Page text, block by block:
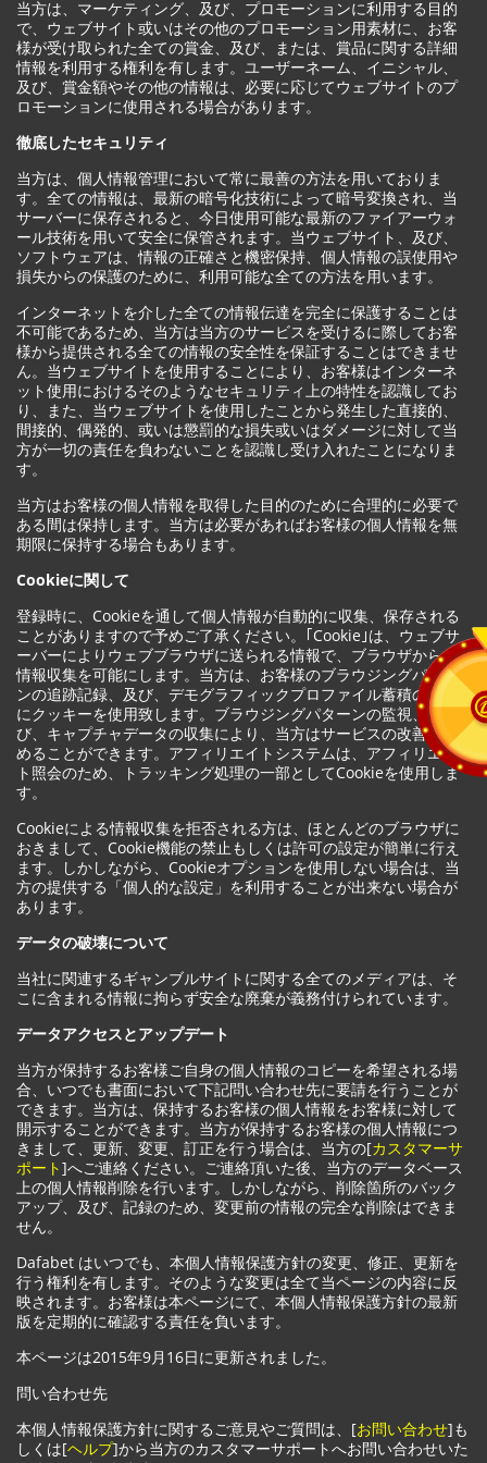
当方は、マーケティング、及び、プロモーションに利用する目的
で、ウェブサイト或いはその他のプロモーション用素材に、お客
様が受け取られた全ての賞金、及び、または、賞品に関する詳細
情報を利用する権利を有します。ユーザーネーム、イニシャル、
及び、賞金額やその他の情報は、必要に応じてウェブサイトのプ
ロモーションに使用される場合があります。
徹底したセキュリティ
当方は、個人情報管理において常に最善の方法を用いておりま
す。全ての情報は、最新の暗号化技術によって暗号変換され、当
サーバーに保存されると、今日使用可能な最新のファイアーウォ
ール技術を用いて安全に保管されます。当ウェブサイト、及び、
ソフトウェアは、情報の正確さと機密保持、個人情報の誤使用や
損失からの保護のために、利用可能な全ての方法を用います。
インターネットを介した全ての情報伝達を完全に保護することは
不可能であるため、当方は当方のサービスを受けるに際してお客
様から提供される全ての情報の安全性を保証することはできませ
ん。当ウェブサイトを使用することにより、お客様はインターネ
ット使用におけるそのようなセキュリティ上の特性を認識してお
り、また、当ウェブサイトを使用したことから発生した直接的、
間接的、偶発的、或いは懲罰的な損失或いはダメージに対して当
方が一切の責任を負わないことを認識し受け入れたことになりま
す。
当方はお客様の個人情報を取得した目的のために合理的に必要で
ある間は保持します。当方は必要があればお客様の個人情報を無
期限に保持する場合もあります。
Cookieに関して
登録時に、Cookieを通して個人情報が自動的に収集、保存される
ことがありますので予めご了承ください。｢Cookie｣は、ウェブサ
ーバーによりウェブブラウザに送られる情報で、ブラウザからの
情報収集を可能にします。当方は、お客様のブラウジングパター
ンの追跡記録、及び、デモグラフィックプロファイル蓄積のため
にクッキーを使用致します。ブラウジングパターンの監視、及
び、キャプチャデータの収集により、当方はサービスの改善に努
めることができます。アフィリエイトシステムは、アフィリエイ
ト照会のため、トラッキング処理の一部としてCookieを使用しま
す。
Cookieによる情報収集を拒否される方は、ほとんどのブラウザに
おきまして、Cookie機能の禁止もしくは許可の設定が簡単に行え
ます。しかしながら、Cookieオプションを使用しない場合は、当
方の提供する「個人的な設定」を利用することが出来ない場合が
あります。
データの破壊について
当社に関連するギャンブルサイトに関する全てのメディアは、そ
こに含まれる情報に拘らず安全な廃棄が義務付けられています。
データアクセスとアップデート
当方が保持するお客様ご自身の個人情報のコピーを希望される場
合、いつでも書面において下記問い合わせ先に要請を行うことが
できます。当方は、保持するお客様の個人情報をお客様に対して
開示することができます。当方が保持するお客様の個人情報につ
きまして、更新、変更、訂正を行う場合は、当方の[カスタマーサ
ポート]へご連絡ください。ご連絡頂いた後、当方のデータベース
上の個人情報削除を行います。しかしながら、削除箇所のバック
アップ、及び、記録のため、変更前の情報の完全な削除はできま
せん。
Dafabet はいつでも、本個人情報保護方針の変更、修正、更新を
行う権利を有します。そのような変更は全て当ページの内容に反
映されます。お客様は本ページにて、本個人情報保護方針の最新
版を定期的に確認する責任を負います。
本ページは2015年9月16日に更新されました。
問い合わせ先
本個人情報保護方針に関するご意見やご質問は、[お問い合わせ]も
しくは[ヘルプ]から当方のカスタマーサポートへお問い合わせいた